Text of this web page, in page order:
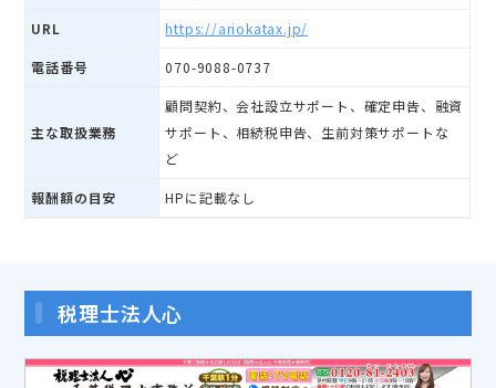
URL https://ariokatax.jp/
電話番号 070-9088-0737
主な取扱業務
顧問契約、会社設立サポート、確定申告、融資
サポート、相続税申告、生前対策サポートな
ど
報酬額の目安 HPに記載なし
税理士法人心